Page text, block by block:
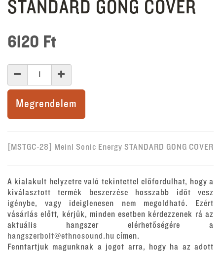
STANDARD GONG COVER
6120 Ft
Megrendelem
[MSTGC-28] Meinl Sonic Energy STANDARD GONG COVER
A kialakult helyzetre való tekintettel előfordulhat, hogy a
kiválasztott termék beszerzése hosszabb időt vesz
igénybe, vagy ideiglenesen nem megoldható. Ezért
vásárlás előtt, kérjük, minden esetben kérdezzenek rá az
aktuális hangszer elérhetőségére a
hangszerbolt@ethnosound.hu címen.
Fenntartjuk magunknak a jogot arra, hogy ha az adott